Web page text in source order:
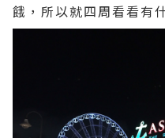
餓，所以就四周看看有